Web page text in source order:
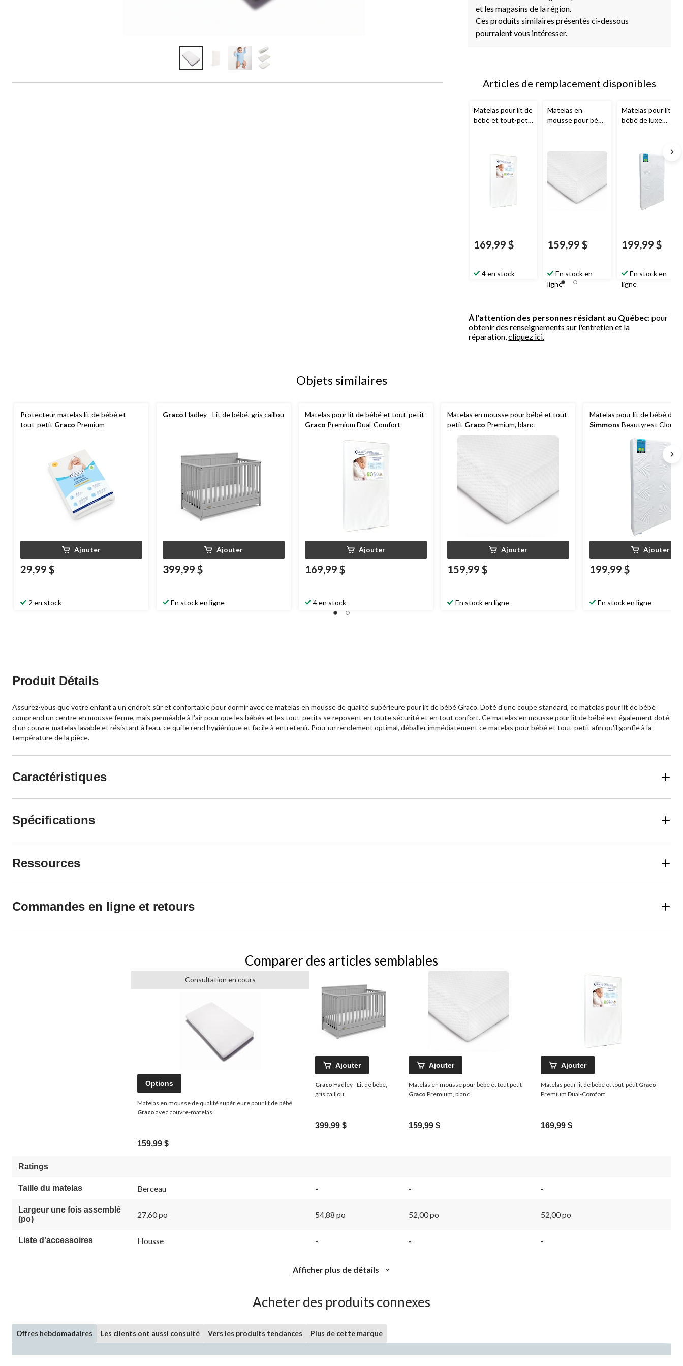
et les magasins de la région.
Ces produits similaires présentés ci-dessous
pourraient vous intéresser.
Articles de remplacement disponibles
Matelas pour lit de
bébé et tout-petit
169,99 $
4 en stock
Matelas en
mousse pour bébé
blanc
159,99 $
En stock en
ligne
Matelas pour lit de
bébé de luxe
199,99 $
En stock en
ligne
À l'attention des personnes résidant au Québec: pour
obtenir des renseignements sur l'entretien et la
réparation,cliquez ici.
Objets similaires
Protecteur matelas lit de bébé et
tout-petit Graco Premium
Ajouter
29,99 $
2 en stock
Graco Hadley - Lit de bébé, gris caillou
Ajouter
399,99 $
En stock en ligne
Matelas pour lit de bébé et tout-petit
Graco Premium Dual-Comfort
Ajouter
169,99 $
4 en stock
Matelas en mousse pour bébé et tout
petit Graco Premium, blanc
Ajouter
159,99 $
En stock en ligne
Matelas pour lit de bébé de
Simmons Beautyrest Cloud
Ajouter
199,99 $
En stock en ligne
Produit Détails
Assurez-vous que votre enfant a un endroit sûr et confortable pour dormir avec ce matelas en mousse de qualité supérieure pour lit de bébé Graco. Doté d'une coupe standard, ce matelas pour lit de bébé
comprend un centre en mousse ferme, mais perméable à l'air pour que les bébés et les tout-petits se reposent en toute sécurité et en tout confort. Ce matelas en mousse pour lit de bébé est également doté
d'un couvre-matelas lavable et résistant à l'eau, ce qui le rend hygiénique et facile à entretenir. Pour un rendement optimal, déballer immédiatement ce matelas pour bébé et tout-petit afin qu'il gonfle à la
température de la pièce.
Caractéristiques
Spécifications
Ressources
Commandes en ligne et retours
Comparer des articles semblables
Consultation en cours
Options
Matelas en mousse de qualité supérieure pour lit de bébé
Graco avec couvre-matelas
159,99 $
Ajouter
Graco Hadley - Lit de bébé,
gris caillou
399,99 $
Ajouter
Matelas en mousse pour bébé et tout petit
Graco Premium, blanc
159,99 $
Ajouter
Matelas pour lit de bébé et tout-petit Graco
Premium Dual-Comfort
169,99 $
Ratings
Taille du matelas Berceau - - -
Largeur une fois assemblé
(po)
27,60 po 54,88 po 52,00 po 52,00 po
Liste d’accessoires Housse - - -
Afficher plus de détails
Acheter des produits connexes
Offres hebdomadaires Les clients ont aussi consulté Vers les produits tendances Plus de cette marque